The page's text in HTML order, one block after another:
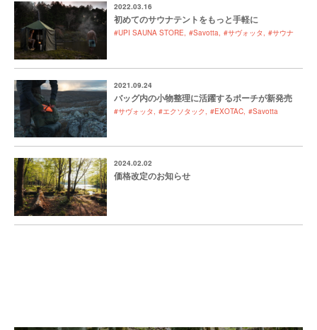
2022.03.16
初めてのサウナテントをもっと手軽に
#UPI SAUNA STORE #Savotta #サヴォッタ #サウナ
2021.09.24
バッグ内の小物整理に活躍するポーチが新発売
#サヴォッタ #エクソタック #EXOTAC #Savotta
2024.02.02
価格改定のお知らせ